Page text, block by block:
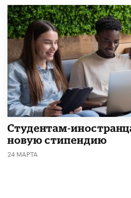
Студентам-
новую стипендию
24 МАРТА